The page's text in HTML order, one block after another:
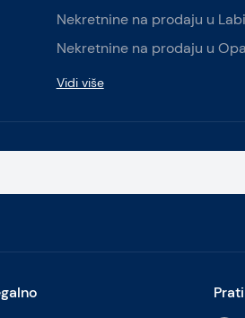
Nekretnine na prodaju u
Nekretnine na prodaju u
Vidi više